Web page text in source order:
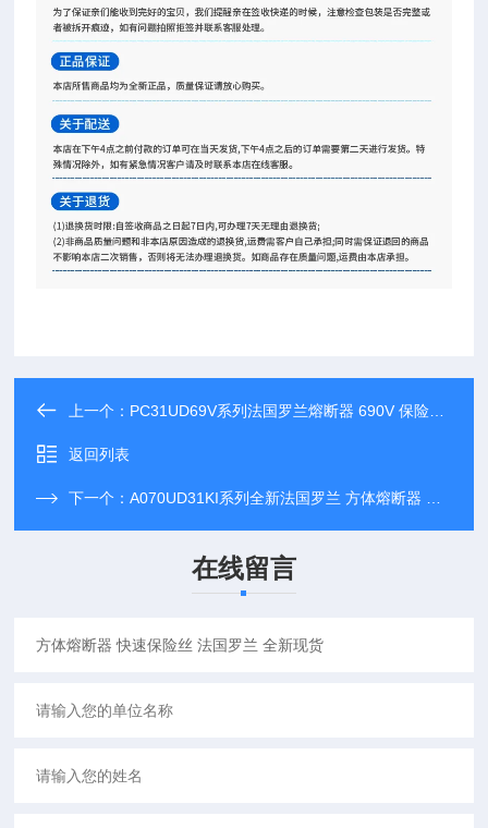
上一个： PC31UD69V系列法国罗兰熔断器 690V 保险丝 电子元器件
返回列表
下一个：A070UD31KI系列全新法国罗兰 方体熔断器 保险丝 现货直供
在线留言